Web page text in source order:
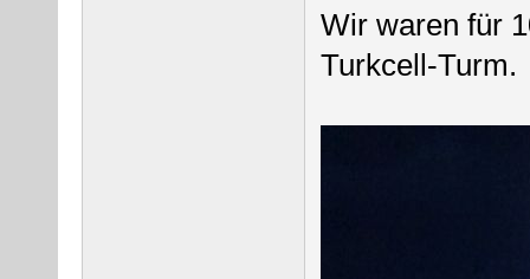
Wir waren für
Turkcell-Turm.